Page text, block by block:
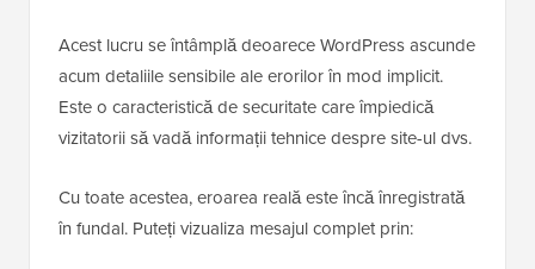
Acest lucru se întâmplă deoarece WordPress ascunde
acum detaliile sensibile ale erorilor în mod implicit.
Este o caracteristică de securitate care împiedică
vizitatorii să vadă informații tehnice despre site-ul dvs.
Cu toate acestea, eroarea reală este încă înregistrată
în fundal. Puteți vizualiza mesajul complet prin: